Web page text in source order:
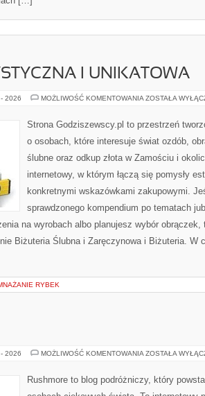
I UNIKATOWA
2026 MOŻLIWOŚĆ KOMENTOWANIA BIŻUTERIA
UNIKATOWA
ZOSTAŁA
Strona Godziszewscy.pl to przestrzeń
o osobach, które interesuje świat ozdób,
ślubne oraz odkup złota w Zamościu i
internetowy, w którym łączą się pomysły
konkretnymi wskazówkami zakupowymi.
sprawdzonego kompendium po tematach
na wyrobach albo planujesz wybór obrączek,
Biżuteria Ślubna i Zaręczynowa i Biżuteria. W
RYBEK
2026 MOŻLIWOŚĆ KOMENTOWANIA DANIA
ZOSTAŁA
Rushmore to blog podróżniczy, który